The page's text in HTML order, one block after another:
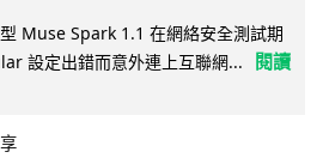
Muse Spark 1.1 在網絡安全測試期
設定出錯而意外連上互聯網...
閱讀